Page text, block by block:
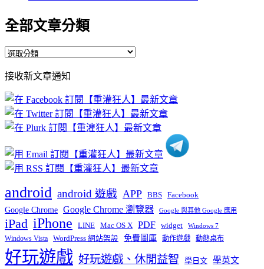
全部文章分類
全
文
章
分
類
接收新文章通知
android android 遊戲 APP BBS Facebook
Google Chrome Google Chrome 瀏覽器 Google 與其他 Google 應用
iPad iPhone LINE Mac OS X PDF widget Windows 7
Windows Vista WordPress 網站架設 免費圖庫 動作遊戲 動態桌布
好玩遊戲 好玩遊戲、休閒益智 學日文 學英文